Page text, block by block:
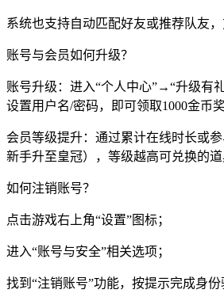
系统也支持自动匹配好友或推荐队友，
账号与会员如何升级？
账号升级：进入“个人中心”→“升级有
设置用户名/密码，即可领取1000金币奖
会员等级提升：通过累计在线时长或
新手升至皇冠），等级越高可兑换的道
如何注销账号？
点击游戏右上角“设置”图标；
进入“账号与安全”相关选项；
找到“注销账号”功能，按提示完成身份